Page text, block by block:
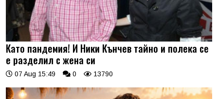
Като пандемия! И Ники Кънчев тайно и полека се
е разделил с жена си
07 Aug 15:49 0 13790